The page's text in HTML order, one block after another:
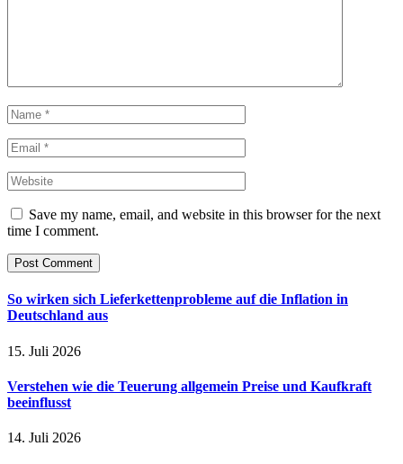
Save my name, email, and website in this browser for the next
time I comment.
So wirken sich Lieferkettenprobleme auf die Inflation in
Deutschland aus
15. Juli 2026
Verstehen wie die Teuerung allgemein Preise und Kaufkraft
beeinflusst
14. Juli 2026